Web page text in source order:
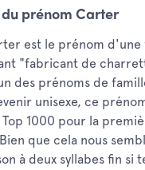
prénom Carter
est le prénom
"fabricant de
des prénoms de
unisexe, ce
1000 pour la
que cela nous
à deux syllabes fin si